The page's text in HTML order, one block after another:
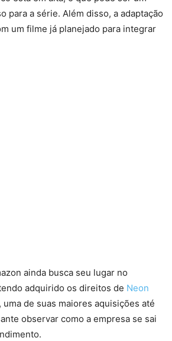
para a série. Além disso, a adaptação
um filme já planejado para integrar
ainda busca seu lugar no
adquirido os direitos de Neon
, uma de suas maiores aquisições até
observar como a empresa se sai